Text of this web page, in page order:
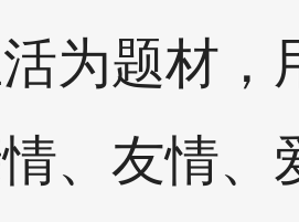
为题材，
、友情、